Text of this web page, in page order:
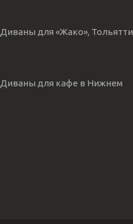
Диваны для «Жако», Тольятти
Диваны для кафе в Нижнем